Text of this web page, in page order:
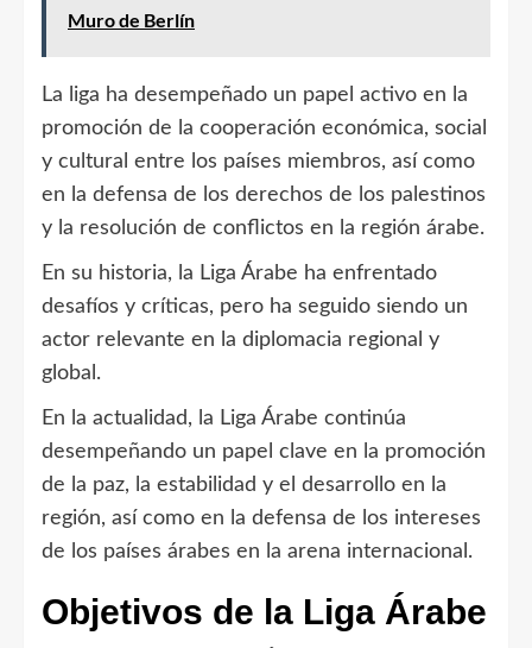
Muro de Berlín
La liga ha desempeñado un papel activo en la
promoción de la cooperación económica, social
y cultural entre los países miembros, así como
en la defensa de los derechos de los palestinos
y la resolución de conflictos en la región árabe.
En su historia, la Liga Árabe ha enfrentado
desafíos y críticas, pero ha seguido siendo un
actor relevante en la diplomacia regional y
global.
En la actualidad, la Liga Árabe continúa
desempeñando un papel clave en la promoción
de la paz, la estabilidad y el desarrollo en la
región, así como en la defensa de los intereses
de los países árabes en la arena internacional.
Objetivos de la Liga Árabe